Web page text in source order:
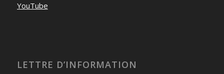
YouTube
LETTRE D’INFORMATION